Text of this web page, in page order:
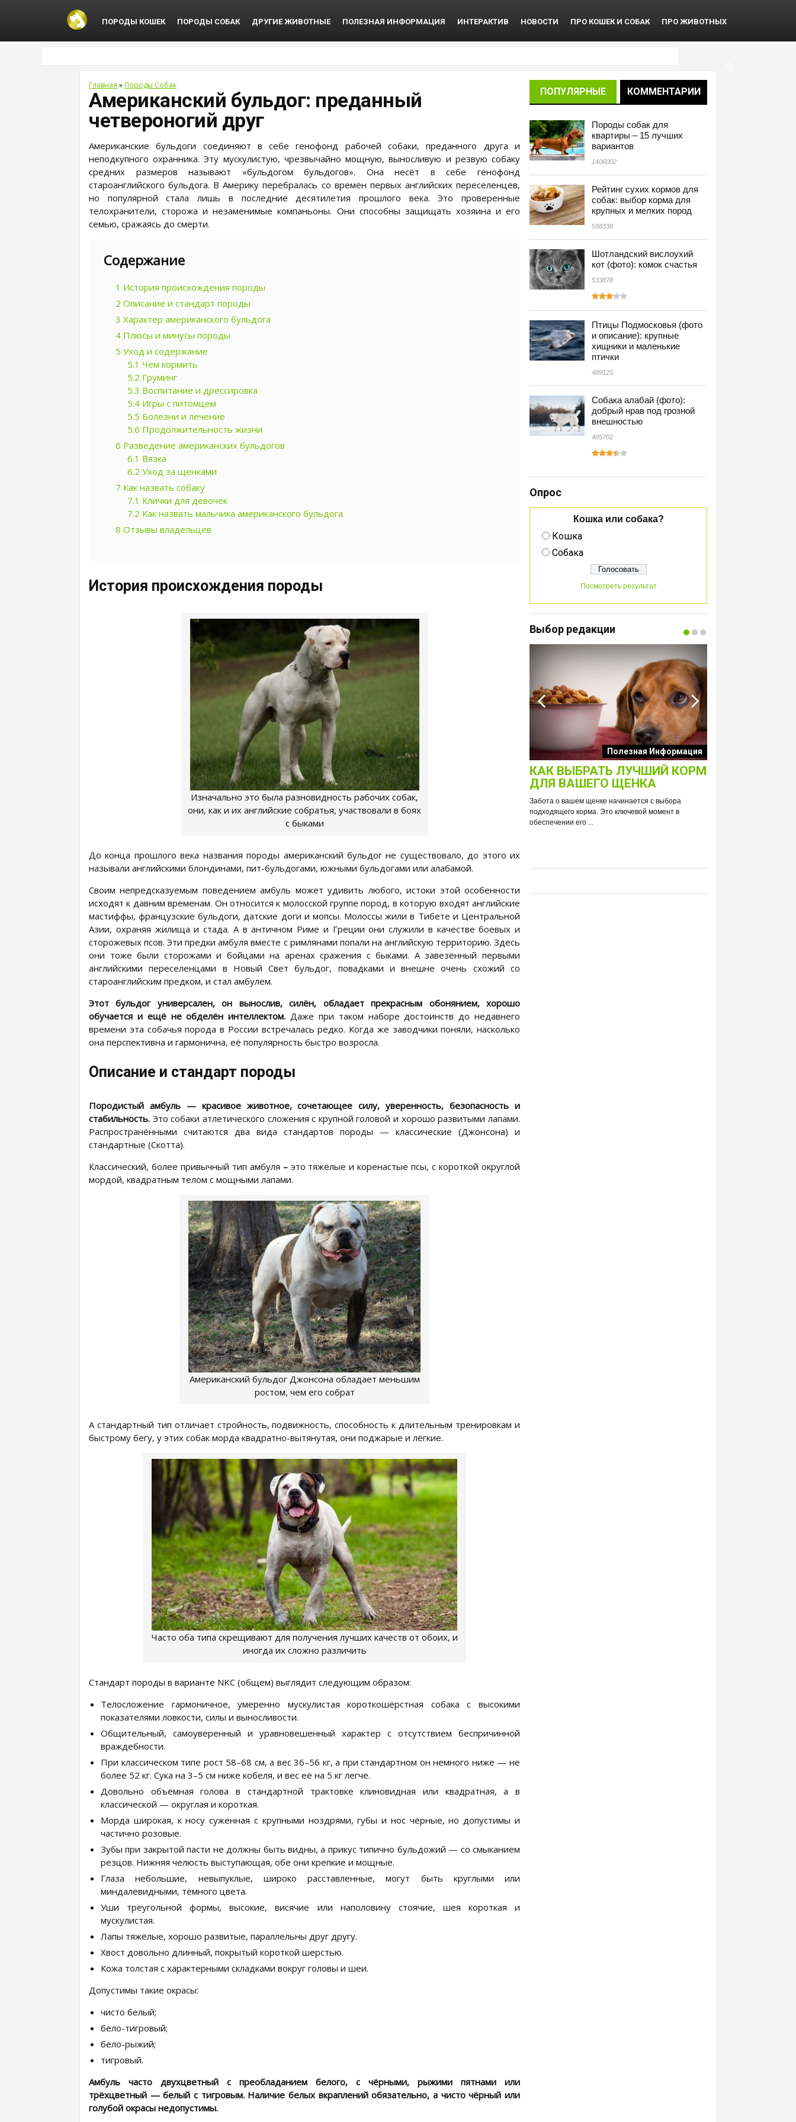
ПОРОДЫ КОШЕК ПОРОДЫ СОБАК ДРУГИЕ ЖИВОТНЫЕ ПОЛЕЗНАЯ ИНФОРМАЦИЯ ИНТЕРАКТИВ НОВОСТИ ПРО КОШЕК И СОБАК ПРО ЖИВОТНЫХ
Главная »Породы Собак
Американский бульдог: преданный
четвероногий друг
Американские бульдоги соединяют в себе генофонд рабочей собаки, преданного друга и
неподкупного охранника. Эту мускулистую, чрезвычайно мощную, выносливую и резвую собаку
средних размеров называют «бульдогом бульдогов». Она несёт в себе генофонд
староанглийского бульдога. В Америку перебралась со времён первых английских переселенцев,
но популярной стала лишь в последние десятилетия прошлого века. Это проверенные
телохранители, сторожа и незаменимые компаньоны. Они способны защищать хозяина и его
семью, сражаясь до смерти.
Содержание
1 История происхождения породы
2 Описание и стандарт породы
3 Характер американского бульдога
4 Плюсы и минусы породы
5 Уход и содержание
5.1 Чем кормить
5.2 Груминг
5.3 Воспитание и дрессировка
5.4 Игры с питомцем
5.5 Болезни и лечение
5.6 Продолжительность жизни
6 Разведение американских бульдогов
6.1 Вязка
6.2 Уход за щенками
7 Как назвать собаку
7.1 Клички для девочек
7.2 Как назвать мальчика американского бульдога
8 Отзывы владельцев
История происхождения породы
Изначально это была разновидность рабочих собак,
они, как и их английские собратья, участвовали в боях
с быками
До конца прошлого века названия породы американский бульдог не существовало, до этого их
называли английскими блондинами, пит-бульдогами, южными бульдогами или алабамой.
Своим непредсказуемым поведением амбуль может удивить любого, истоки этой особенности
исходят к давним временам. Он относится к молосской группе пород, в которую входят английские
мастиффы, французские бульдоги, датские доги и мопсы. Молоссы жили в Тибете и Центральной
Азии, охраняя жилища и стада. А в античном Риме и Греции они служили в качестве боевых и
сторожевых псов. Эти предки амбуля вместе с римлянами попали на английскую территорию. Здесь
они тоже были сторожами и бойцами на аренах сражения с быками. А завезённый первыми
английскими переселенцами в Новый Свет бульдог, повадками и внешне очень схожий со
староанглийским предком, и стал амбулем.
Этот бульдог универсален, он вынослив, силён, обладает прекрасным обонянием, хорошо
обучается и ещё не обделён интеллектом. Даже при таком наборе достоинств до недавнего
времени эта собачья порода в России встречалась редко. Когда же заводчики поняли, насколько
она перспективна и гармонична, её популярность быстро возросла.
Описание и стандарт породы
Породистый амбуль — красивое животное, сочетающее силу, уверенность, безопасность и
стабильность. Это собаки атлетического сложения с крупной головой и хорошо развитыми лапами.
Распространёнными считаются два вида стандартов породы — классические (Джонсона) и
стандартные (Скотта).
Классический, более привычный тип амбуля – это тяжёлые и коренастые псы, с короткой округлой
мордой, квадратным телом с мощными лапами.
Американский бульдог Джонсона обладает меньшим
ростом, чем его собрат
А стандартный тип отличает стройность, подвижность, способность к длительным тренировкам и
быстрому бегу, у этих собак морда квадратно-вытянутая, они поджарые и лёгкие.
Часто оба типа скрещивают для получения лучших качеств от обоих, и
иногда их сложно различить
Стандарт породы в варианте NKC (общем) выглядит следующим образом:
Телосложение гармоничное, умеренно мускулистая короткошёрстная собака с высокими
показателями ловкости, силы и выносливости.
Общительный, самоуверенный и уравновешенный характер с отсутствием беспричинной
враждебности.
При классическом типе рост 58–68 см, а вес 36–56 кг, а при стандартном он немного ниже — не
более 52 кг. Сука на 3–5 см ниже кобеля, и вес её на 5 кг легче.
Довольно объёмная голова в стандартной трактовке клиновидная или квадратная, а в
классической — округлая и короткая.
Морда широкая, к носу суженная с крупными ноздрями, губы и нос чёрные, но допустимы и
частично розовые.
Зубы при закрытой пасти не должны быть видны, а прикус типично бульдожий — со смыканием
резцов. Нижняя челюсть выступающая, обе они крепкие и мощные.
Глаза небольшие, невыпуклые, широко расставленные, могут быть круглыми или
миндалевидными, тёмного цвета.
Уши треугольной формы, высокие, висячие или наполовину стоячие, шея короткая и
мускулистая.
Лапы тяжёлые, хорошо развитые, параллельны друг другу.
Хвост довольно длинный, покрытый короткой шерстью.
Кожа толстая с характерными складками вокруг головы и шеи.
Допустимы такие окрасы:
чисто белый;
бело-тигровый;
бело-рыжий;
тигровый.
Амбуль часто двухцветный с преобладанием белого, с чёрными, рыжими пятнами или
трёхцветный — белый с тигровым. Наличие белых вкраплений обязательно, а чисто чёрный или
голубой окрасы недопустимы.
ПОПУЛЯРНЫЕ КОММЕНТАРИИ
Породы собак для
квартиры – 15 лучших
вариантов
1406002
Рейтинг сухих кормов для
собак: выбор корма для
крупных и мелких пород
598338
Шотландский вислоухий
кот (фото): комок счастья
533878
Птицы Подмосковья (фото
и описание): крупные
хищники и маленькие
птички
489125
Собака алабай (фото):
добрый нрав под грозной
внешностью
485702
Опрос
Кошка или собака?
Кошка
Собака
Посмотреть результат
Выбор редакции
Интересные подборки про кошек и
собак
ОБЗОР ПОЛНОРАЦИОННОГО
КОРМА ДЛЯ СОБАК NUTRO:
ИЗУЧАЕМ СОСТАВ НОВОГО
ПРЕМИУМ-БРЕНДА
Полезная Информация
КАК ВЫБРАТЬ ЛУЧШИЙ КОРМ
ДЛЯ ВАШЕГО ЩЕНКА
Забота о вашем щенке начинается с выбора
подходящего корма. Это ключевой момент в
обеспечении его ...